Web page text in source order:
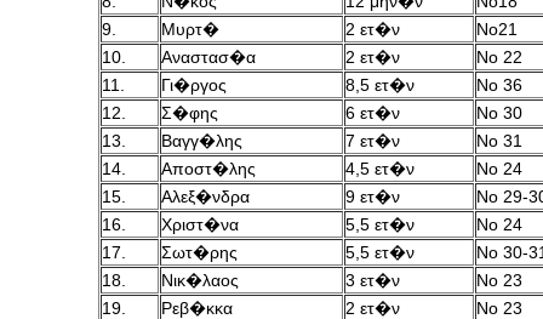
9.
Μυρτ� 2 ετ�ν
Νο21
10.
Αναστασ�α 2 ετ�ν
No 22
11.
Γι�ργος 8,5 ετ�ν
Νο 36
12.
Σ�φης 6 ετ�ν
Νο 30
13.
Βαγγ�λης 7 ετ�ν
Νο 31
14.
Αποστ�λης 4,5 ετ�ν
Νο 24
15.
Αλεξ�νδρα 9 ετ�ν
Νο 29-
16.
Χριστ�να 5,5 ετ�ν
Νο 24
17.
Σωτ�ρης 5,5 ετ�ν
Νο 30-
18.
Νικ�λαος 3 ετ�ν
Νο 23
19.
Ρεβ�κκα 2 ετ�ν
Νο 23